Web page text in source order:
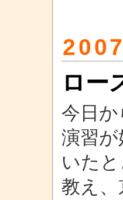
ロー
今日
演習
いた
教え